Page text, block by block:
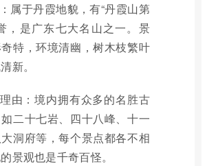
属于丹霞地貌，有“丹霞山第
，是广东七大名山之一。景
特，环境清幽，树木枝繁叶
新。
由：境内拥有众多的名胜古
二十七岩、四十八峰、十一
洞府等，每个景点都各不相
景观也是千奇百怪。